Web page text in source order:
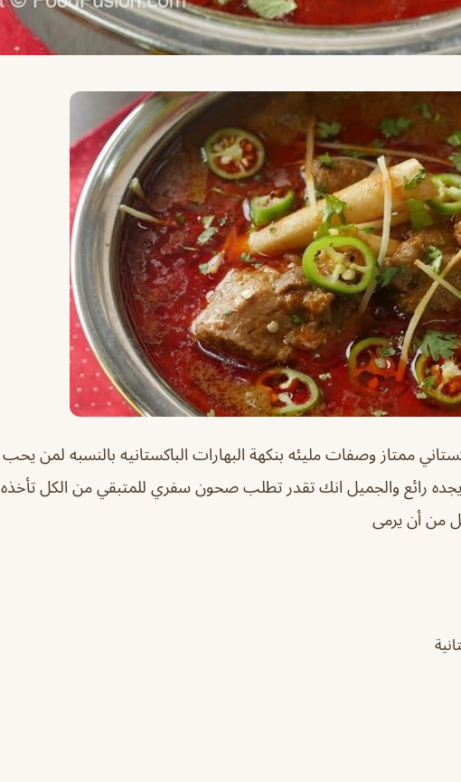
ممتاز وصفات مليئه بنكهة البهارات الباكستانيه بالنسبه لمن يحب
رائع والجميل انك تقدر تطلب صحون سفري للمتبقي من الكل تأخذه
من أن يرمى